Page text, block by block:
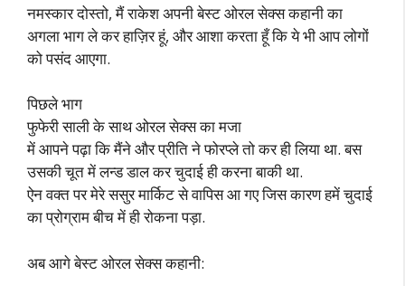
नमस्कार दोस्तो, मैं राकेश अपनी बेस्ट ओरल सेक्स कहानी का
अगला भाग ले कर हाज़िर हूं, और आशा करता हूँ कि ये भी आप लोगों
को पसंद आएगा.
पिछले भाग
फुफेरी साली के साथ ओरल सेक्स का मजा
में आपने पढ़ा कि मैंने और प्रीति ने फोरप्ले तो कर ही लिया था. बस
उसकी चूत में लन्ड डाल कर चुदाई ही करना बाकी था.
ऐन वक्त पर मेरे ससुर मार्किट से वापिस आ गए जिस कारण हमें चुदाई
का प्रोग्राम बीच में ही रोकना पड़ा.
अब आगे बेस्ट ओरल सेक्स कहानी: